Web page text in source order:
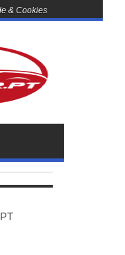
& Cookies